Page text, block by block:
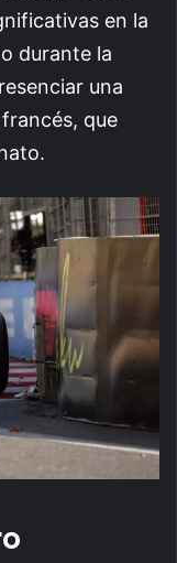
en la
durante la
una
que